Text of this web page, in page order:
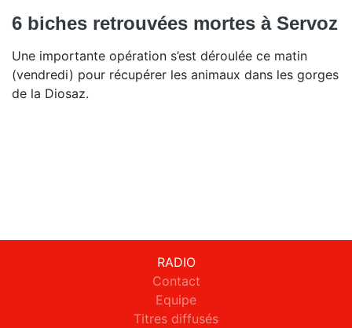
6 biches retrouvées mortes à Servoz
Une importante opération s’est déroulée ce matin
(vendredi) pour récupérer les animaux dans les gorges
de la Diosaz.
RADIO
Contact
Equipe
Titres diffusés